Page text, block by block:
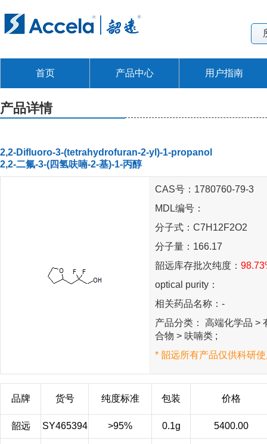
首页 产品中心 用户指南
产品详情
2,2-Difluoro-3-(tetrahydrofuran-2-yl)-1-propanol
2,2-二氟-3-(四氢呋喃-2-基)-1-丙醇
CAS号：1780760-79-3
MDL编号：
分子式：C7H12F2O2
分子量：166.17
韶远库存批次纯度：
optical purity：
相关药品名称：-
产品分类： 高端化学品 >
合物 > 呋喃类 ;
* 韶远所有产品仅供科研
品牌 货号 纯度标准 包装 价格
韶远 SY465394 >95% 0.1g 5400.00